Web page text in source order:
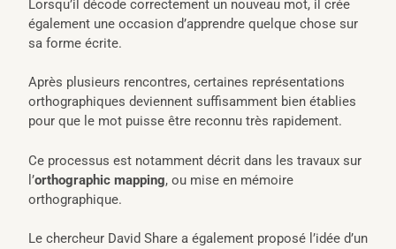
Lorsqu’il décode correctement un nouveau mot, il crée
également une occasion d’apprendre quelque chose sur
sa forme écrite.
Après plusieurs rencontres, certaines représentations
orthographiques deviennent suffisamment bien établies
pour que le mot puisse être reconnu très rapidement.
Ce processus est notamment décrit dans les travaux sur
l’orthographic mapping, ou mise en mémoire
orthographique.
Le chercheur David Share a également proposé l’idée d’un